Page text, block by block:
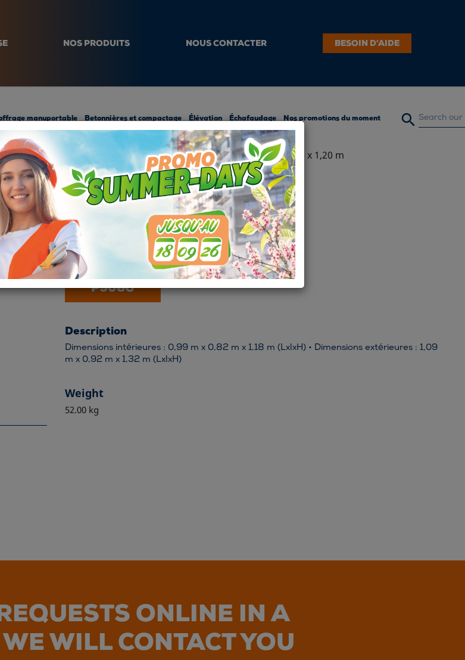
NOS PRODUITS NOUS CONTACTER BESOIN D'AIDE
manuportable Betonnières et compactage Élévation Échafaudage Nos promotions du moment 
Pour cadres tour d'étaiement - Galvanisé à chaud1,50 x 1,20 m - 0,92 x 1,20 m

PANIER DE STOCKAGE - Pour
cadres tour d'étaiement -
Galvanisé à chaud1,50 x 1,20 m -
0,92 x 1,20 m
Réf.: P908G
P908G
Description
Dimensions intérieures : 0,99 m x 0,82 m x 1,18 m (LxlxH) • Dimensions extérieures : 1,09
m x 0,92 m x 1,32 m (LxlxH)
Weight
52.00 kg
ONLINE IN A
WILL CONTACT YOU